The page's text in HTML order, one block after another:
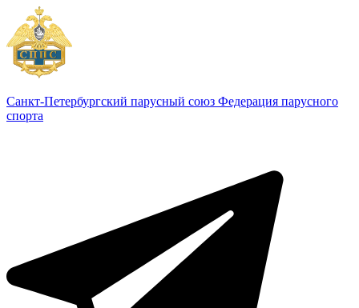
Санкт-Петербургский парусный союз Федерация парусного
спорта